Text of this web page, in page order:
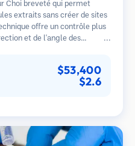
Choi breveté qui permet
extraits sans créer de sites
offre un contrôle plus
et de l'angle des
$53,400
$2.6